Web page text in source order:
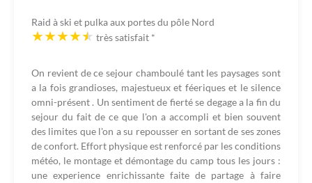
Raid à ski et pulka aux portes du pôle Nord
très satisfait *
On revient de ce sejour chamboulé tant les paysages sont
a la fois grandioses, majestueux et féeriques et le silence
omni-présent . Un sentiment de fierté se degage a la fin du
sejour du fait de ce que l'on a accompli et bien souvent
des limites que l'on a su repousser en sortant de ses zones
de confort. Effort physique est renforcé par les conditions
météo, le montage et démontage du camp tous les jours :
une experience enrichissante faite de partage à faire